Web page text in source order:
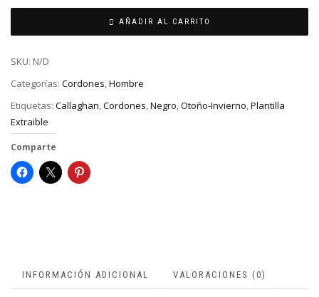
AÑADIR AL CARRITO
SKU: N/D
Categorías: Cordones,Hombre
Etiquetas: Callaghan,Cordones,Negro,Otoño-Invierno,Plantilla
Extraible
Comparte
INFORMACIÓN ADICIONAL VALORACIONES (0)